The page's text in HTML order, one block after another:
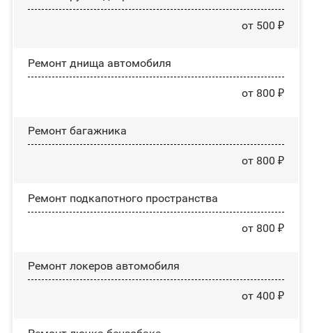
от 500 ₽
Ремонт днища автомобиля
от 800 ₽
Ремонт багажника
от 800 ₽
Ремонт подкапотного пространства
от 800 ₽
Ремонт лoĸepoв автомобиля
от 400 ₽